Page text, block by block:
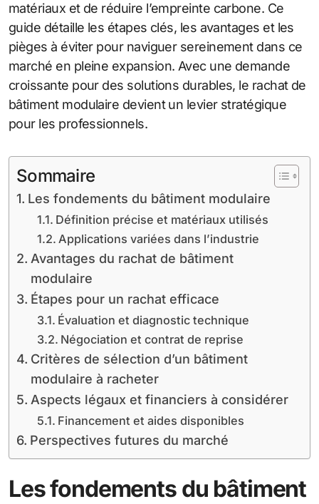
matériaux et de réduire l’empreinte carbone. Ce
guide détaille les étapes clés, les avantages et les
pièges à éviter pour naviguer sereinement dans ce
marché en pleine expansion. Avec une demande
croissante pour des solutions durables, le rachat de
bâtiment modulaire devient un levier stratégique
pour les professionnels.
Sommaire
Les fondements du bâtiment modulaire
Définition précise et matériaux utilisés
Applications variées dans l’industrie
Avantages du rachat de bâtiment
modulaire
Étapes pour un rachat efficace
Évaluation et diagnostic technique
Négociation et contrat de reprise
Critères de sélection d’un bâtiment
modulaire à racheter
Aspects légaux et financiers à considérer
Financement et aides disponibles
Perspectives futures du marché
Les fondements du bâtiment